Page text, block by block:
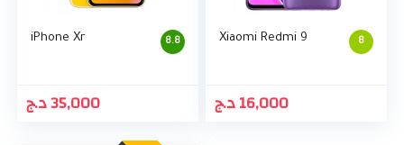
8.8
iPhone Xr
35,000د.ج
8
Xiaomi Redmi 9
16,000د.ج